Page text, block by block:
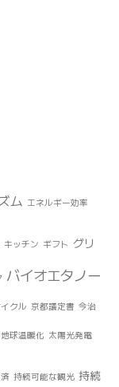
ム エネルギー効率
キッチン ギフト グリ
バイオエタノー
クル 京都議定書 今治
地球温暖化 太陽光発電
持続可能な観光 持続